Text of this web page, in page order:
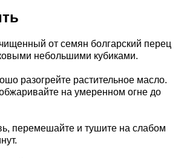
от семян болгарский перец
небольшими кубиками.
разогрейте растительное масло.
на умеренном огне до
перемешайте и тушите на слабом